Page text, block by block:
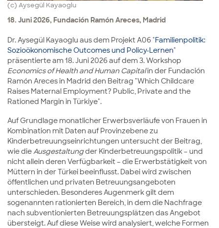
(c) Aysegül Kayaoglu
18. Juni 2026, Fundación Ramón Areces, Madrid
Dr. Aysegül Kayaoglu aus dem Projekt A06 "Familienpolitik:
Sozioökonomische Outcomes und Policy-Lernen"
präsentierte am 18. Juni 2026 auf dem 3. Workshop
Economics of Health and Human Capitalin der Fundación
Ramón Areces in Madrid den Beitrag "Which Childcare
Raises Maternal Employment? Public, Private and the
Rationed Margin in Türkiye".
Auf Grundlage monatlicher Erwerbsverläufe von Frauen in
Kombination mit Daten auf Provinzebene zu
Kinderbetreuungseinrichtungen untersucht der Beitrag,
wie dieAusgestaltungder Kinderbetreuungspolitik – und
nicht allein deren Verfügbarkeit – die Erwerbstätigkeit von
Müttern in der Türkei beeinflusst. Dabei wird zwischen
öffentlichen und privaten Betreuungsangeboten
unterschieden. Besonderes Augenmerk gilt dem
sogenannten rationierten Bereich, in dem die Nachfrage
nach subventionierten Betreuungsplätzen das Angebot
übersteigt. Auf diese Weise wird analysiert, welche Formen